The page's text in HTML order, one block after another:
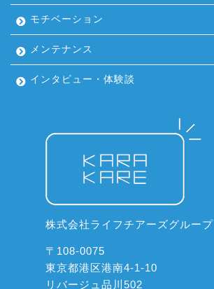
モチベーション
メンテナンス
インタビュー・体験談
株式会社ライフチアーズグループ
〒108-0075
東京都港区港南4-1-10
リバージュ品川502